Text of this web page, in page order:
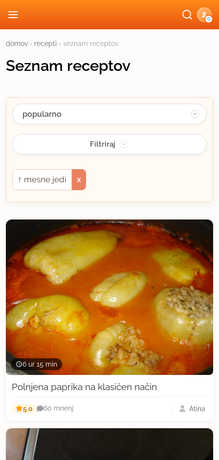
G
domov › recepti › seznam receptov
Seznam receptov
↑ mesne jedi x
6 ur 15 min
Polnjena paprika na klasičen način
5,0 60 mnenj Atina